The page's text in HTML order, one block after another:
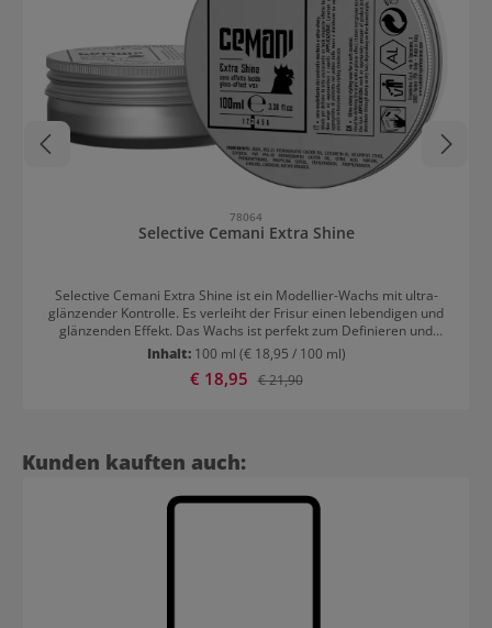
78064
Selective Cemani Extra Shine
Selective Cemani Extra Shine ist ein Modellier-Wachs mit ultra-
glänzender Kontrolle. Es verleiht der Frisur einen lebendigen und
glänzenden Effekt. Das Wachs ist perfekt zum Definieren und
beschwert das Haar nicht. Durch den Solar Filter wird das Haar vor
schädlichen UV-Strahlen geschützt. Anwendung von Selective
Inhalt: 100 ml (€ 18,95 / 100 ml)
Verkaufspreis:
€ 18,95 Regulärer Preis:
€ 21,90
Produktgalerie überspringen
Kunden kauften auch: